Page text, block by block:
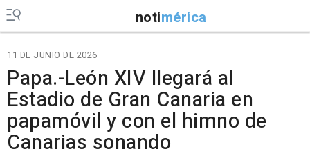
notimérica
11 DE JUNIO DE 2026
Papa.-León XIV llegará al
Estadio de Gran Canaria en
papamóvil y con el himno de
Canarias sonando